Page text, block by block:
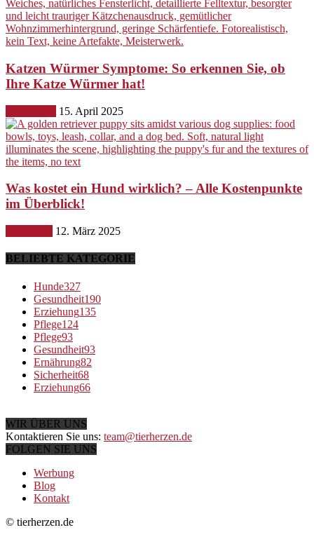
Katzen Würmer Symptome: So erkennen Sie, ob
Ihre Katze Würmer hat!
15. April 2025
Was kostet ein Hund wirklich? – Alle Kostenpunkte
im Überblick!
12. März 2025
BELIEBTE KATEGORIE
Hunde327
Gesundheit190
Erziehung135
Pflege124
Pflege93
Gesundheit93
Ernährung82
Sicherheit68
Erziehung66
WIR ÜBER UNS
Kontaktieren Sie uns: team@tierherzen.de
FOLGEN SIE UNS
Werbung
Blog
Kontakt
© tierherzen.de